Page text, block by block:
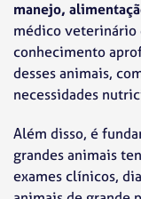
manejo,
médico veterinário
conhecimento
desses animais,
necessidades
Além disso, é
grandes animais
exames clínicos,